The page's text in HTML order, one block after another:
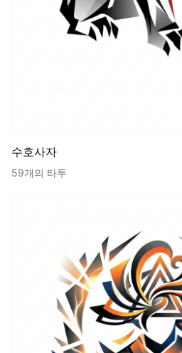
수호사자
59개의 타투